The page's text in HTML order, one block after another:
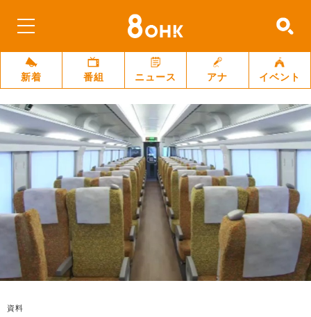
新着 番組 ニュース アナ イベント
資料